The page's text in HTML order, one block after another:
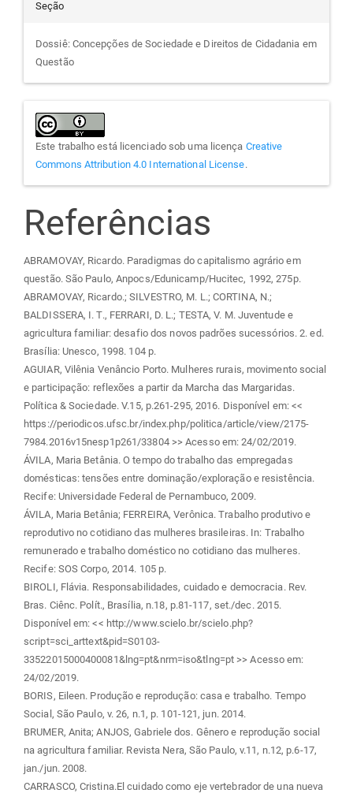
Seção
Dossiê: Concepções de Sociedade e Direitos de Cidadania em
Questão
Este trabalho está licenciado sob uma licença Creative
Commons Attribution 4.0 International License.
Referências
ABRAMOVAY, Ricardo. Paradigmas do capitalismo agrário em
questão. São Paulo, Anpocs/Edunicamp/Hucitec, 1992, 275p.
ABRAMOVAY, Ricardo.; SILVESTRO, M. L.; CORTINA, N.;
BALDISSERA, I. T., FERRARI, D. L.; TESTA, V. M. Juventude e
agricultura familiar: desafio dos novos padrões sucessórios. 2. ed.
Brasília: Unesco, 1998. 104 p.
AGUIAR, Vilênia Venâncio Porto. Mulheres rurais, movimento social
e participação: reflexões a partir da Marcha das Margaridas.
Política & Sociedade. V.15, p.261-295, 2016. Disponível em: <<
https://periodicos.ufsc.br/index.php/politica/article/view/2175-
7984.2016v15nesp1p261/33804 >> Acesso em: 24/02/2019.
ÁVILA, Maria Betânia. O tempo do trabalho das empregadas
domésticas: tensões entre dominação/exploração e resistência.
Recife: Universidade Federal de Pernambuco, 2009.
ÁVILA, Maria Betânia; FERREIRA, Verônica. Trabalho produtivo e
reprodutivo no cotidiano das mulheres brasileiras. In: Trabalho
remunerado e trabalho doméstico no cotidiano das mulheres.
Recife: SOS Corpo, 2014. 105 p.
BIROLI, Flávia. Responsabilidades, cuidado e democracia. Rev.
Bras. Ciênc. Polít., Brasília, n.18, p.81-117, set./dec. 2015.
Disponível em: << http://www.scielo.br/scielo.php?
script=sci_arttext&pid=S0103-
33522015000400081&lng=pt&nrm=iso&tlng=pt >> Acesso em:
24/02/2019.
BORIS, Eileen. Produção e reprodução: casa e trabalho. Tempo
Social, São Paulo, v. 26, n.1, p. 101-121, jun. 2014.
BRUMER, Anita; ANJOS, Gabriele dos. Gênero e reprodução social
na agricultura familiar. Revista Nera, São Paulo, v.11, n.12, p.6-17,
jan./jun. 2008.
CARRASCO, Cristina.El cuidado como eje vertebrador de una nueva